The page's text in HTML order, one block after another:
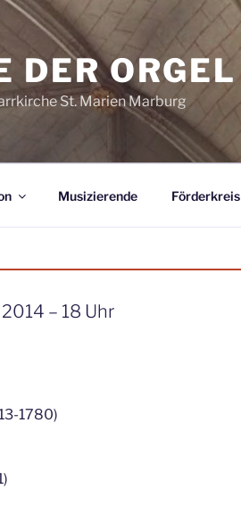
DER ORGEL
St. Marien Marburg
Musizierende Förderkreis
– 18 Uhr
1780)